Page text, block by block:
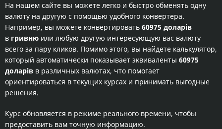
На нашем сайте вы можете легко и быстро обменять одну
валюту на другую с помощью удобного конвертера.
Например, вы можете конвертировать 60975 доларів
в гривню или любую другую интересующую вас валюту
всего за пару кликов. Помимо этого, вы найдете калькулятор,
который автоматически показывает эквиваленты 60975
доларів в различных валютах, что помогает
ориентироваться в текущих курсах и принимать выгодные
решения.
Курс обновляется в режиме реального времени, чтобы
предоставить вам точную информацию.